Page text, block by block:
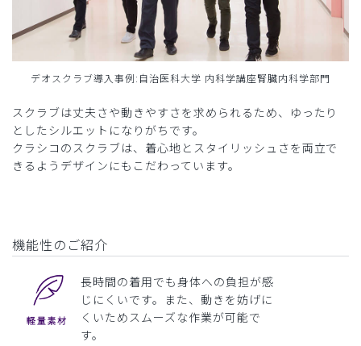
デオスクラブ導入事例:自治医科大学 内科学講座腎臓内科学部門
スクラブは丈夫さや動きやすさを求められるため、ゆったり
としたシルエットになりがちです。
クラシコのスクラブは、着心地とスタイリッシュさを両立で
きるようデザインにもこだわっています。
機能性のご紹介
長時間の着用でも身体への負担が感
じにくいです。また、動きを妨げに
くいためスムーズな作業が可能で
す。